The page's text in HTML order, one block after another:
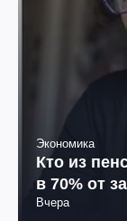
Экономика
Кто из
в 70% от
Вчера